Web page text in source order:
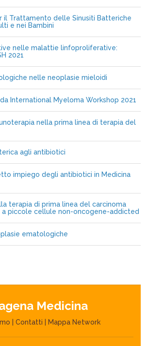
il Trattamento delle Sinusiti Batteriche
e nei Bambini
nelle malattie linfoproliferative:
2021
nelle neoplasie mieloidi
International Myeloma Workshop 2021
nella prima linea di terapia del
agli antibiotici
impiego degli antibiotici in Medicina
terapia di prima linea del carcinoma
a piccole cellule non-oncogene-addicted
ematologiche
Medicina
Contatti Mappa Network